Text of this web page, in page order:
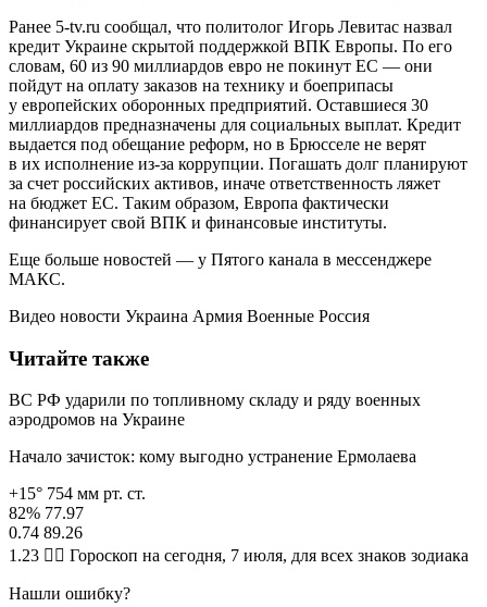
Ранее 5-tv.ru сообщал, что политолог Игорь Левитас назвал
кредит Украине скрытой поддержкой ВПК Европы. По его
словам, 60 из 90 миллиардов евро не покинут ЕС — они
пойдут на оплату заказов на технику и боеприпасы
у европейских оборонных предприятий. Оставшиеся 30
миллиардов предназначены для социальных выплат. Кредит
выдается под обещание реформ, но в Брюсселе не верят
в их исполнение из-за коррупции. Погашать долг планируют
за счет российских активов, иначе ответственность ляжет
на бюджет ЕС. Таким образом, Европа фактически
финансирует свой ВПК и финансовые институты.
Еще больше новостей — у Пятого канала в мессенджере
МАКС.
Видео новости Украина Армия Военные Россия
Читайте также
ВС РФ ударили по топливному складу и ряду военных
аэродромов на Украине
Начало зачисток: кому выгодно устранение Ермолаева
+15° 754 мм рт. ст.
82% 77.97
0.74 89.26
1.23 🧙‍♀ Гороскоп на сегодня, 7 июля, для всех знаков зодиака
Нашли ошибку?